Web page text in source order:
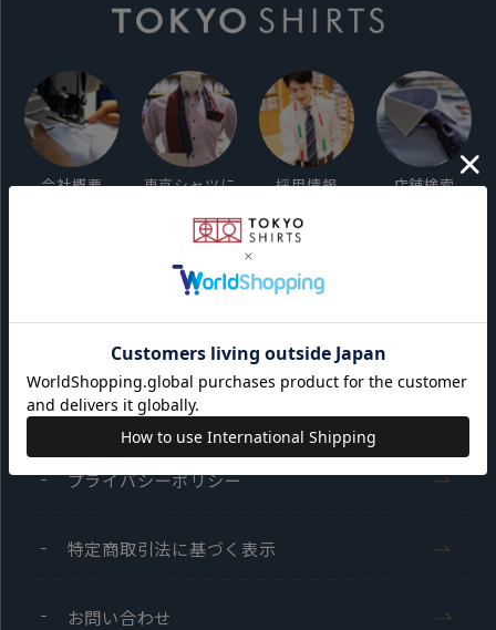
会社概要
東京シャツに
採用情報 店舗検索
ご利用ガイド
サイト利用規約
会員利用規約
プライバシーポリシー
特定商取引法に基づく表示
お問い合わせ